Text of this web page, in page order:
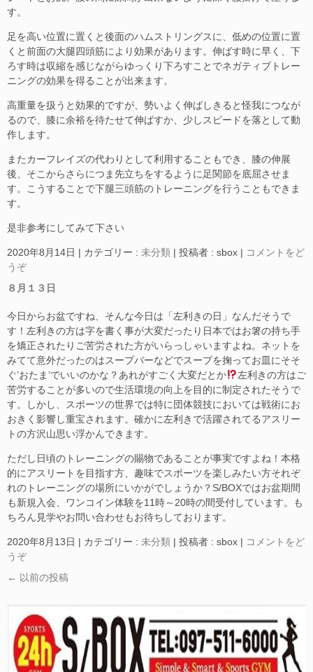
す。
足を高い位置に置くと後面のハムストリングスに、低めの位置に置
くと前面の大腿四頭筋により効果があります。伸ばす時に早く、下
ろす時は収縮を感じながらゆっくり下ろすことでネガティブトレー
ニングの効果を得ることが出来ます。
高重量を扱うと効果的ですが、勢いよく伸ばしきると怪我につなが
るので、膝に余裕を待たせて伸ばすか、少しスピードを落として動
作します。
またカーフレイズの代わりとして利用することもでき、膝の伸展
後、そこからさらにつま先立ちをするように足関節を底屈させま
す。こうすることで下腿三頭筋のトレーニングを行うこともできま
す。
是非参考にしてみて下さい
2020年8月14日 | カテゴリー : 未分類 | 投稿者 : sbox | コメントをど
うぞ
８月１３日
今日からお盆ですね、そんな今日は「左利きの日」なんだそうで
す！左利きの方は字を書く事が大変だったり日本ではお箸の持ち手
を矯正されたりご苦労された方がいらっしゃいますよね。ネットを
みてて意外だったのはスープバーなどでスープを掬ってお皿にそそ
ぐ’おたま’でいいのかな？あれがすごく大変だとか
左利きの方はご
苦労することが多いので生活環境の向上を目的に制定されたそうで
す。しかし、スポーツの世界では特に団体競技においては戦術にお
おきく影響し重宝されます。確かに左利きで活躍されてるアスリー
トの方沢山思い浮かんできます。
ただし日頃のトレーニングの賜物であることが事実ですよね！本格
的にアスリートを目指す方、趣味でスポーツを楽しみたい方それぞ
れのトレーニングの場所にいかがでしょうか？S/BOXではお盆期間
も新規入会、ワンコイン体験を11時～20時の間受付しています。も
ちろん見学やお問い合わせもお待ちしております。
2020年8月13日 | カテゴリー : 未分類 | 投稿者 : sbox | コメントをど
うぞ
← 以前の投稿